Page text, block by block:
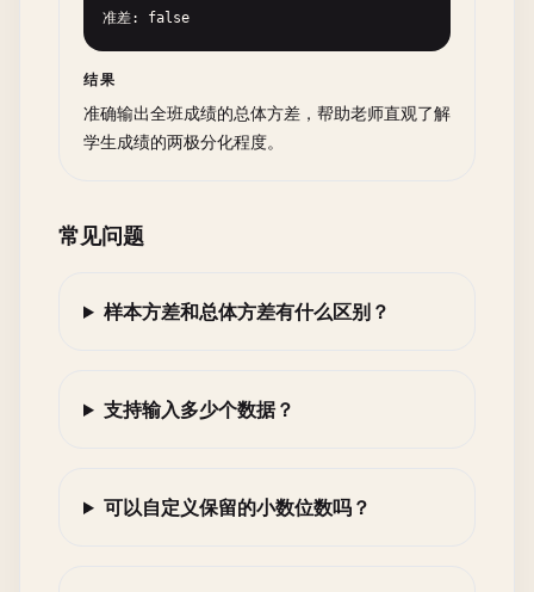
准差: false
结果
准确输出全班成绩的总体方差，帮助老师直观了解
学生成绩的两极分化程度。
常见问题
样本方差和总体方差有什么区别？
支持输入多少个数据？
可以自定义保留的小数位数吗？